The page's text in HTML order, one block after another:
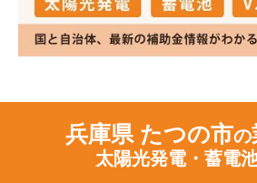
兵庫県 たつの市の
太陽光発電・蓄電